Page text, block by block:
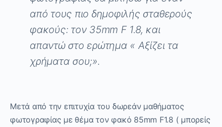
από τους πιο δημοφιλής σταθερούς
φακούς: τον 35mm F1.8, και
απαντώ στο ερώτημα « Αξίζει τα
χρήματα σου;».
Μετά από την επιτυχία του δωρεάν μαθήματος
φωτογραφίας με θέμα τον φακό 85mm F1.8 ( μπορείς